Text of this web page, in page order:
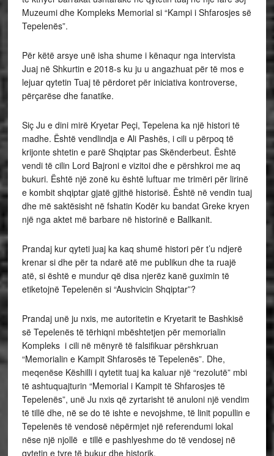
Muzeumi dhe Kompleks Memorial si “Kampi i Shfarosjes së
Tepelenës”.
Për këtë arsye unë isha shume i kënaqur nga intervista
Juaj në Shkurtin e 2018-s ku ju u angazhuat për të mos e
lejuar qytetin Tuaj të përdoret për iniciativa kontroverse,
përçarëse dhe fanatike.
Siç Ju e dini mirë Kryetar Peçi, Tepelena ka një histori të
madhe. Është vendlindja e Ali Pashës, i cili u përpoq të
krijonte shtetin e parë Shqiptar pas Skënderbeut. Është
vendi të cilin Lord Bajroni e vizitoi dhe e përshkroi me aq
bukuri. Është një zonë ku është luftuar me trimëri për lirinë
e kombit shqiptar gjatë gjithë historisë. Është në vendin tuaj
dhe më saktësisht në fshatin Kodër ku bandat Greke kryen
një nga aktet më barbare në historinë e Ballkanit.
Prandaj kur qyteti juaj ka kaq shumë histori për t’u ndjerë
krenar si dhe për ta ndarë atë me publikun dhe ta ruajë
atë, si është e mundur që disa njerëz kanë guximin të
etiketojnë Tepelenën si “Aushvicin Shqiptar”?
Prandaj unë ju nxis, me autoritetin e Kryetarit te Bashkisë
së Tepelenës të tërhiqni mbështetjen për memorialin
Kompleks i cili në mënyrë të falsifikuar përshkruan
“Memorialin e Kampit Shfarosës të Tepelenës”. Dhe,
meqenëse Këshilli i qytetit tuaj ka kaluar një “rezolutë” mbi
të ashtuquajturin “Memorial i Kampit të Shfarosjes të
Tepelenës”, unë Ju nxis që zyrtarisht të anuloni një vendim
të tillë dhe, në se do të ishte e nevojshme, të linit popullin e
Tepelenës të vendosë nëpërmjet një referendumi lokal
nëse një njollë e tillë e pashlyeshme do të vendosej në
qytetin e tyre të bukur dhe historik.